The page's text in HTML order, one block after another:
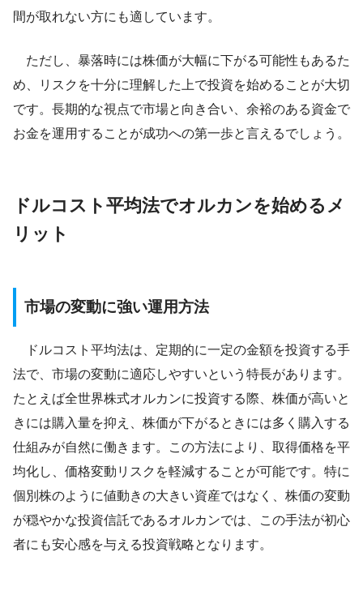
間が取れない方にも適しています。
ただし、暴落時には株価が大幅に下がる可能性もあるた
め、リスクを十分に理解した上で投資を始めることが大切
です。長期的な視点で市場と向き合い、余裕のある資金で
お金を運用することが成功への第一歩と言えるでしょう。
ドルコスト平均法でオルカンを始めるメ
リット
市場の変動に強い運用方法
ドルコスト平均法は、定期的に一定の金額を投資する手
法で、市場の変動に適応しやすいという特長があります。
たとえば全世界株式オルカンに投資する際、株価が高いと
きには購入量を抑え、株価が下がるときには多く購入する
仕組みが自然に働きます。この方法により、取得価格を平
均化し、価格変動リスクを軽減することが可能です。特に
個別株のように値動きの大きい資産ではなく、株価の変動
が穏やかな投資信託であるオルカンでは、この手法が初心
者にも安心感を与える投資戦略となります。